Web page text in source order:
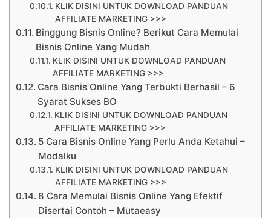
KLIK DISINI UNTUK DOWNLOAD PANDUAN
AFFILIATE MARKETING >>>
Binggung Bisnis Online? Berikut Cara Memulai
Bisnis Online Yang Mudah
KLIK DISINI UNTUK DOWNLOAD PANDUAN
AFFILIATE MARKETING >>>
Cara Bisnis Online Yang Terbukti Berhasil – 6
Syarat Sukses BO
KLIK DISINI UNTUK DOWNLOAD PANDUAN
AFFILIATE MARKETING >>>
5 Cara Bisnis Online Yang Perlu Anda Ketahui –
Modalku
KLIK DISINI UNTUK DOWNLOAD PANDUAN
AFFILIATE MARKETING >>>
8 Cara Memulai Bisnis Online Yang Efektif
Disertai Contoh – Mutaeasy